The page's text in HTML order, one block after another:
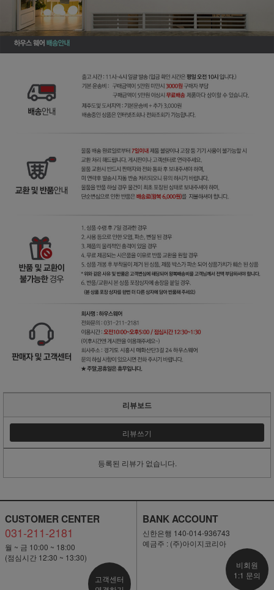
리뷰보드
리뷰쓰기
등록된 리뷰가 없습니다.
CUSTOMER CENTER
031-211-2181
월 ~ 금 10:00 ~ 18:00
(점심시간 12:30 ~ 13:30)
고객센터
BANK ACCOUNT
신한은행 140-014-936743
예금주 : (주)아이지코리아
비회원
1:1 문의